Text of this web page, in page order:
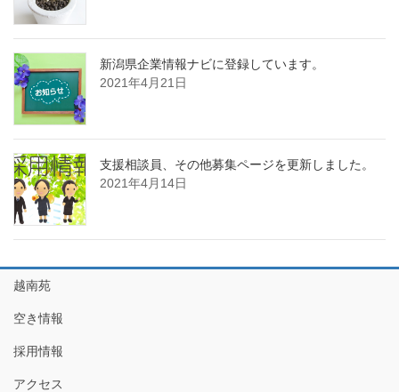
新潟県企業情報ナビに登録しています。
2021年4月21日
支援相談員、その他募集ページを更新しました。
2021年4月14日
越南苑
空き情報
採用情報
アクセス